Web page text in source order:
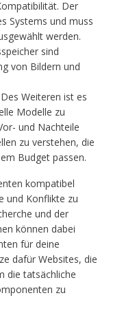
Der
Systems und muss
werden.
sind
von Bildern und
Weiteren ist es
Modelle zu
und Nachteile
zu verstehen, die
Budget passen.
kompatibel
und Konflikte zu
und der
können dabei
für deine
dafür Websites, die
die tatsächliche
zu